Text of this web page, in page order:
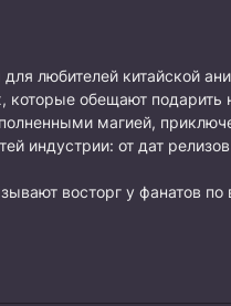
любителей китайской
обещают подарить
магией,
индустрии: от дат
восторг у фанатов